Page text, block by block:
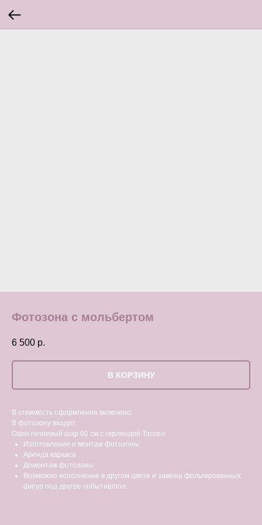
Фотозона с мольбертом
6 500 р.
В КОРЗИНУ
В стоимость оформления включено:
В фотозону входит:
Один гелиевый шар 60 см с гирляндой Тассел
Изготовление и монтаж фотозоны
Аренда каркаса
Демонтаж фотозоны
Возможно исполнение в другом цвете и замена фольгированных
фигур под другое событие/пол.